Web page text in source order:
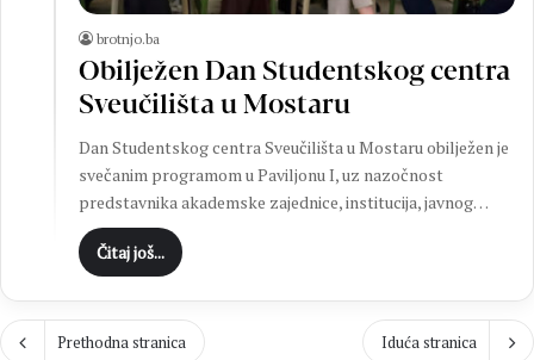
brotnjo.ba
Obilježen Dan Studentskog centra
Sveučilišta u Mostaru
Dan Studentskog centra Sveučilišta u Mostaru obilježen je
svečanim programom u Paviljonu I, uz nazočnost
predstavnika akademske zajednice, institucija, javnog…
Čitaj još...
Prethodna stranica Iduća stranica